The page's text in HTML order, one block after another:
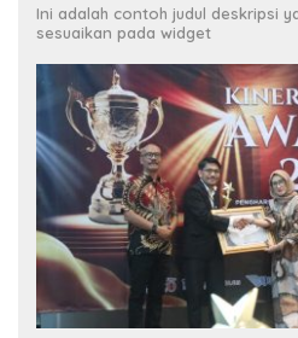
Ini adalah contoh judul deskripsi
sesuaikan pada widget